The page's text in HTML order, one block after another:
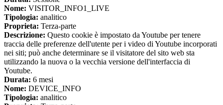
Nome: VISITOR_INFO1_LIVE
Tipologia: analitico
Proprieta: Terza-parte
Descrizione: Questo cookie è impostato da Youtube per tenere
traccia delle preferenze dell'utente per i video di Youtube incorporati
nei siti; può anche determinare se il visitatore del sito web sta
utilizzando la nuova o la vecchia versione dell'interfaccia di
Youtube.
Durata: 6 mesi
Nome: DEVICE_INFO
Tipologia: analitico